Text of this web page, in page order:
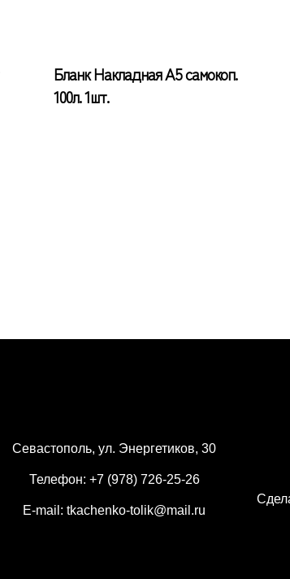
Бланк Накладная А5 самокоп.
100л. 1шт.
Севастополь, ул. Энергетиков, 30
Телефон: +7 (978) 726-25-26
E-mail: tkachenko-tolik@mail.ru